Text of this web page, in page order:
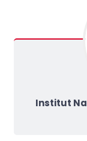
Institut